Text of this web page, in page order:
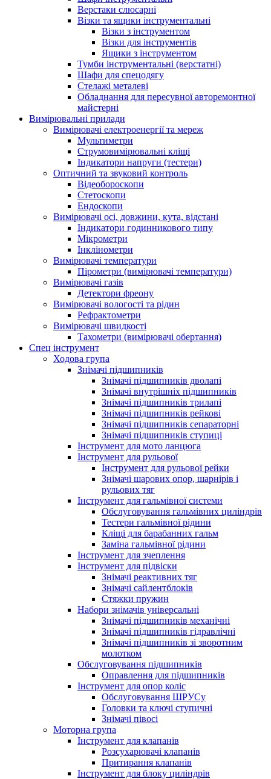
Верстаки слюсарні
Візки та ящики інструментальні
Візки з інструментом
Візки для інструментів
Ящики з інструментом
Тумби інструментальні (верстатні)
Шафи для спецодягу
Стелажі металеві
Обладнання для пересувної авторемонтної
майстерні
Вимірювальні прилади
Вимірювачі електроенергії та мереж
Мультиметри
Струмовимірювальні кліщі
Індикатори напруги (тестери)
Оптичний та звуковий контроль
Відеобороскопи
Стетоскопи
Ендоскопи
Вимірювачі осі, довжини, кута, відстані
Індикатори годинникового типу
Мікрометри
Інклінометри
Вимірювачі температури
Пірометри (вимірювачі температури)
Вимірювачі газів
Детектори фреону
Вимірювачі вологості та рідин
Рефрактометри
Вимірювачі швидкості
Тахометри (вимірювачі обертання)
Спец інструмент
Ходова група
Знімачі підшипників
Знімачі підшипників дволапі
Знімачі внутрішніх підшипників
Знімачі підшипників трилапі
Знімачі підшипників рейкові
Знімачі підшипників сепараторні
Знімачі підшипників ступиці
Інструмент для мото ланцюга
Інструмент для рульової
Інструмент для рульової рейки
Знімачі шарових опор, шарнірів і
рульових тяг
Інструмент для гальмівної системи
Обслуговування гальмівних циліндрів
Тестери гальмівної рідини
Кліщі для барабанних гальм
Заміна гальмівної рідини
Інструмент для зчеплення
Інструмент для підвіски
Знімачі реактивних тяг
Знімачі сайлентблоків
Стяжки пружин
Набори знімачів універсальні
Знімачі підшипників механічні
Знімачі підшипників гідравлічні
Знімачі підшипників зі зворотним
молотком
Обслуговування підшипників
Оправлення для підшипників
Інструмент для опор коліс
Обслуговування ШРУСу
Головки та ключі ступичні
Знімачі півосі
Моторна група
Інструмент для клапанів
Розсухарювачі клапанів
Притирання клапанів
Інструмент для блоку циліндрів